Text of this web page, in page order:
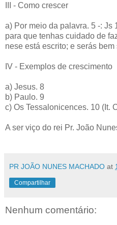
III - Como crescer
a) Por meio da palavra. 5 -: Js
para que tenhas cuidado de
nese está escrito; e serás bem
IV - Exemplos de crescimento
a) Jesus. 8
b) Paulo. 9
c) Os Tessalonicences. 10 (It.
A ser viço do rei Pr. João
PR JOÃO NUNES MACHADO at
Compartilhar
Nenhum comentário: